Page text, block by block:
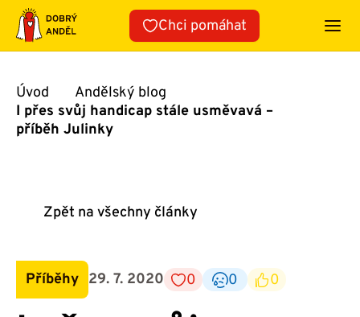
Přeskočit
obsah
Chci pomáhat
Úvod
Andělský blog
I přes svůj handicap stále usměvavá –
příběh Julinky
Zpět na všechny články
Příběhy 29. 7. 2020 0 0 0